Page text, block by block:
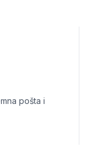
pošta i